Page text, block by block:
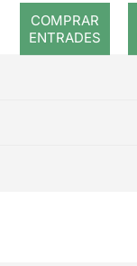
COMPRAR
ENTRADES